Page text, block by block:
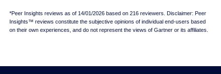
*Peer Insights reviews as of 14/01/2026 based on 216 reviewers. Disclaimer: Peer
Insights™ reviews constitute the subjective opinions of individual end-users based
on their own experiences, and do not represent the views of Gartner or its affiliates.